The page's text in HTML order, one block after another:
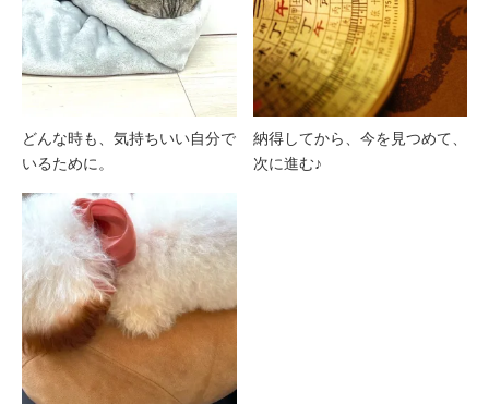
どんな時も、気持ちいい自分で
いるために。
納得してから、今を見つめて、
次に進む♪